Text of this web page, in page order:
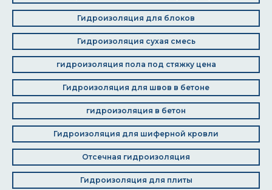
Гидроизоляция для блоков
Гидроизоляция сухая смесь
гидроизоляция пола под стяжку цена
Гидроизоляция для швов в бетоне
гидроизоляция в бетон
Гидроизоляция для шиферной кровли
Отсечная гидроизоляция
Гидроизоляция для плиты